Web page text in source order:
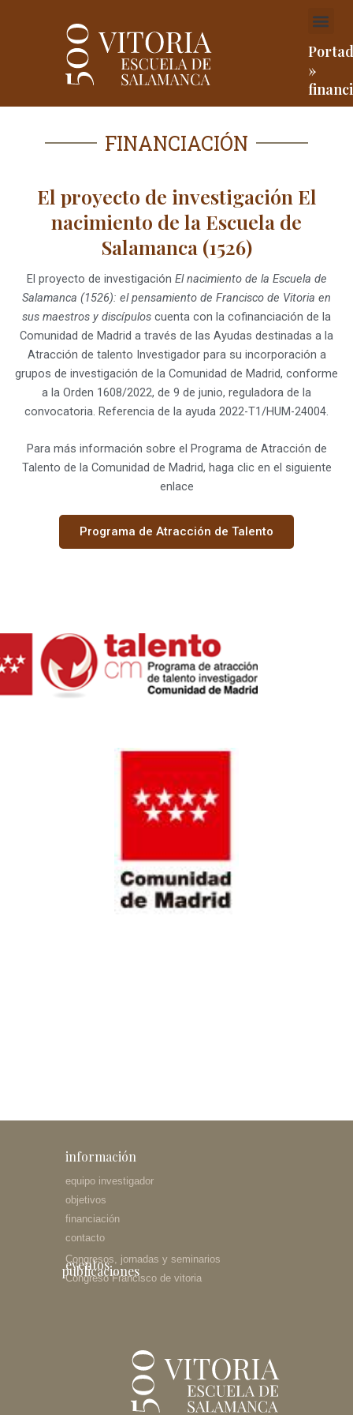
»
FINANCIACIÓN
El proyecto de investigación El
nacimiento de la Escuela de
Salamanca (1526)
El proyecto de investigación El nacimiento de la Escuela de
Salamanca (1526): el pensamiento de Francisco de Vitoria en
sus maestros y discípulos cuenta con la cofinanciación de la
Comunidad de Madrid a través de las Ayudas destinadas a la
Atracción de talento Investigador para su incorporación a
grupos de investigación de la Comunidad de Madrid, conforme
a la Orden 1608/2022, de 9 de junio, reguladora de la
convocatoria. Referencia de la ayuda 2022-T1/HUM-24004.
Para más información sobre el Programa de Atracción de
Talento de la Comunidad de Madrid, haga clic en el siguiente
enlace
Programa de Atracción de Talento
información
equipo investigador
objetivos
financiación
contacto
eventos
Congresos, jornadas y seminarios
Congreso Francisco de vitoria
publicaciones